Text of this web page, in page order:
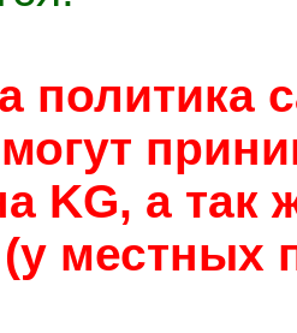
политика
KG, а
местных